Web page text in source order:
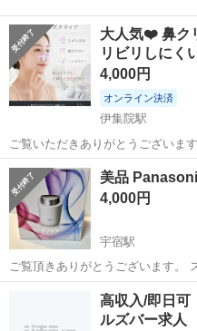
大人気❤️ 鼻ク
リビリしにく
4,000円
オンライン決済
伊集院駅
ご覧いただきありがとうございます♪ 新品未使用の為動作確認は
ておりません。 【EMS微電流で、鼻まわりスッキリ印象へ】 小鼻の
広がりや、ぼんやりした鼻筋が気
アプローチし、引き締ま...
鹿児島 日置市 伊集院駅
美品
4,000円
宇宿駅
ご覧頂きありがとうございます。
肌の仕上がりが選べる、本格エス
5つの自動温冷コース。 肌のゆら
アを高める「バ...
鹿児島市 宇宿駅
高収入/即日可
ルズバー求人